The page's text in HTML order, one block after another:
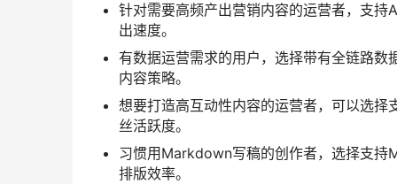
针对需要高频产出营销内容的运营者，支
出速度。
有数据运营需求的用户，选择带有全链路
内容策略。
想要打造高互动性内容的运营者，可以选择
丝活跃度。
习惯用Markdown写稿的创作者，选择支持
排版效率。